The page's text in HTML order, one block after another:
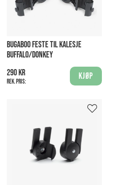
BUGABOO FESTE TIL KALESJE
BUFFALO/DONKEY
290 kr
Rek. pris:
Kjøp